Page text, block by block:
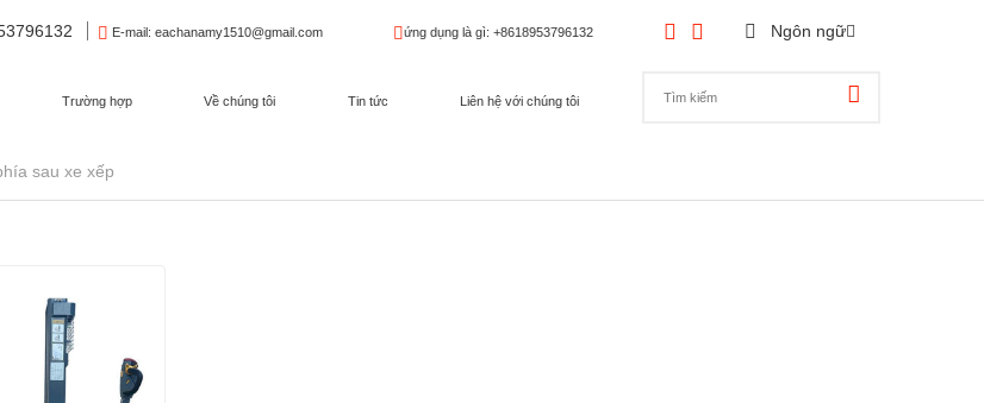
Trường hợp Về chúng tôi Tin tức Liên hệ với chúng tôi
E-mail: eachanamy1510@gmail.com ứng dụng là gì: +8618953796132 Ngôn ngữ
sau xe xếp